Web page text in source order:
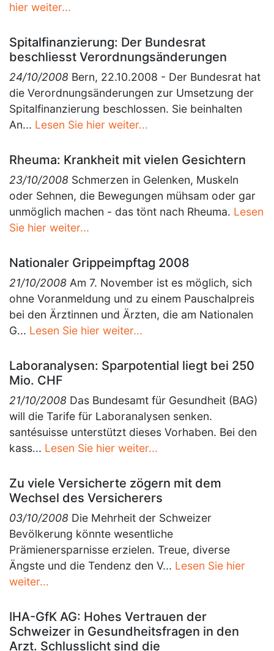
hier weiter...
Spitalfinanzierung: Der Bundesrat
beschliesst Verordnungsänderungen
24/10/2008 Bern, 22.10.2008 - Der Bundesrat hat
die Verordnungsänderungen zur Umsetzung der
Spitalfinanzierung beschlossen. Sie beinhalten
An... Lesen Sie hier weiter...
Rheuma: Krankheit mit vielen Gesichtern
23/10/2008 Schmerzen in Gelenken, Muskeln
oder Sehnen, die Bewegungen mühsam oder gar
unmöglich machen - das tönt nach Rheuma. Lesen
Sie hier weiter...
Nationaler Grippeimpftag 2008
21/10/2008 Am 7. November ist es möglich, sich
ohne Voranmeldung und zu einem Pauschalpreis
bei den Ärztinnen und Ärzten, die am Nationalen
G... Lesen Sie hier weiter...
Laboranalysen: Sparpotential liegt bei 250
Mio. CHF
21/10/2008 Das Bundesamt für Gesundheit (BAG)
will die Tarife für Laboranalysen senken.
santésuisse unterstützt dieses Vorhaben. Bei den
kass... Lesen Sie hier weiter...
Zu viele Versicherte zögern mit dem
Wechsel des Versicherers
03/10/2008 Die Mehrheit der Schweizer
Bevölkerung könnte wesentliche
Prämienersparnisse erzielen. Treue, diverse
Ängste und die Tendenz den V... Lesen Sie hier
weiter...
IHA-GfK AG: Hohes Vertrauen der
Schweizer in Gesundheitsfragen in den
Arzt. Schlusslicht sind die